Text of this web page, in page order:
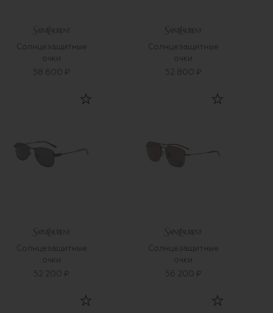
Солнцезащитные
очки
58 600 ₽
Солнцезащитные
очки
52 800 ₽
Солнцезащитные
очки
52 200 ₽
Солнцезащитные
очки
56 200 ₽